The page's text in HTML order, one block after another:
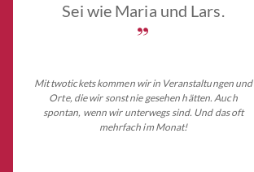
Sei wie Maria und Lars.
„
Mit twotickets kommen wir in Veranstaltungen und
Orte, die wir sonst nie gesehen hätten. Auch
spontan, wenn wir unterwegs sind. Und das oft
mehrfach im Monat!